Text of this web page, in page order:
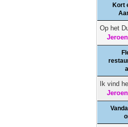
Kort
Op het
Ik vind